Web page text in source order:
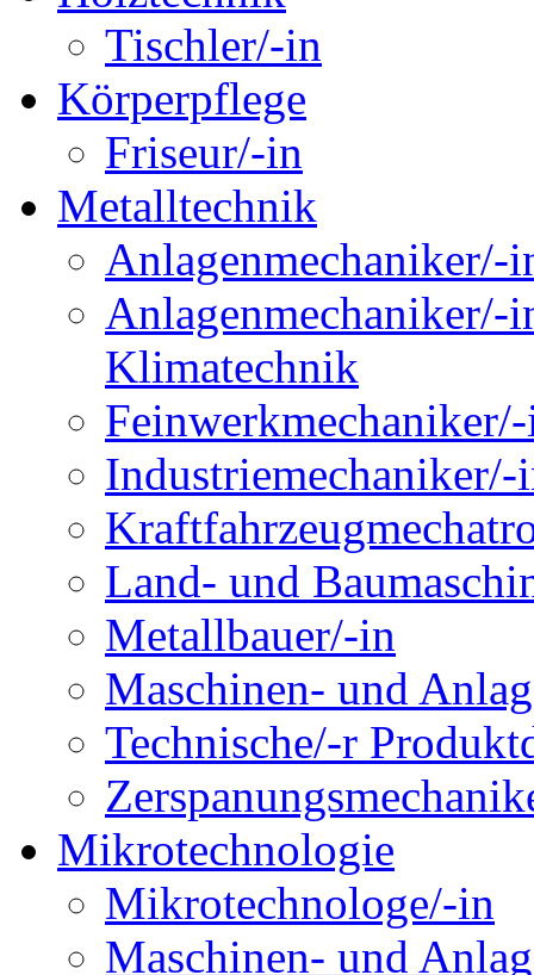
Tischler/-in
Körperpflege
Friseur/-in
Metalltechnik
Anlagenmechaniker/-
Anlagenmechaniker/-
Klimatechnik
Industriemechaniker/-
Land- und
Metallbauer/-in
Maschinen- und
Technische/-r
Mikrotechnologie
Mikrotechnologe/-in
Maschinen- und